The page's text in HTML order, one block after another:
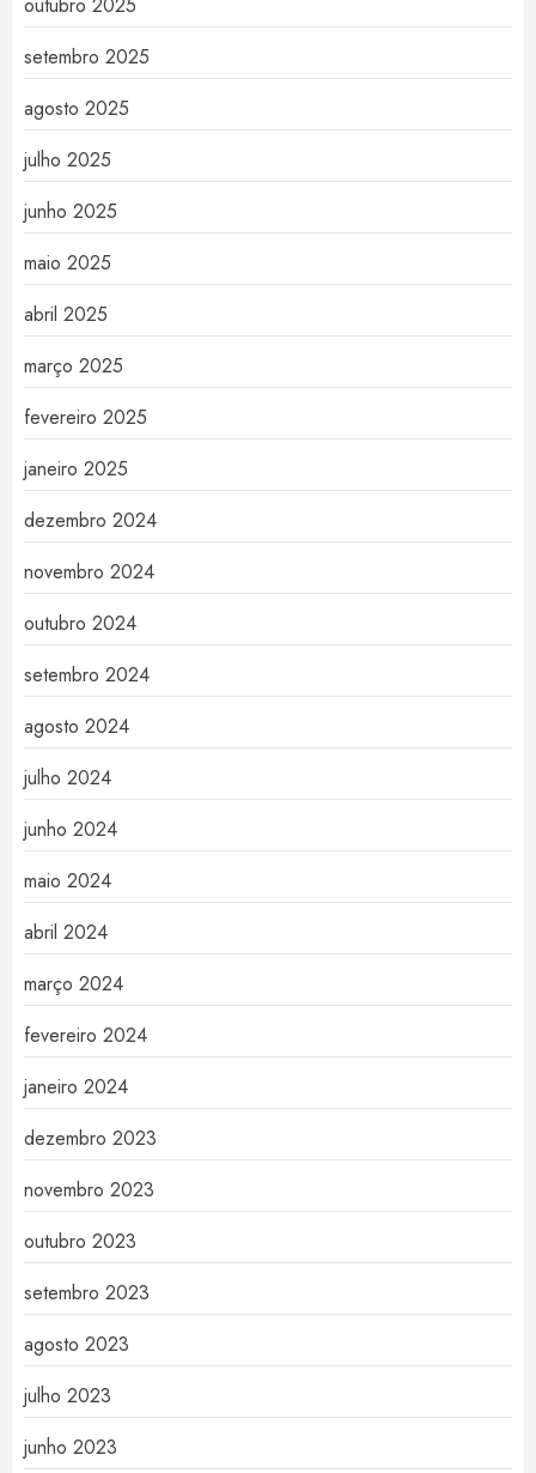
setembro 2025
agosto 2025
julho 2025
junho 2025
maio 2025
abril 2025
março 2025
fevereiro 2025
janeiro 2025
dezembro 2024
novembro 2024
outubro 2024
setembro 2024
agosto 2024
julho 2024
junho 2024
maio 2024
abril 2024
março 2024
fevereiro 2024
janeiro 2024
dezembro 2023
novembro 2023
outubro 2023
setembro 2023
agosto 2023
julho 2023
junho 2023